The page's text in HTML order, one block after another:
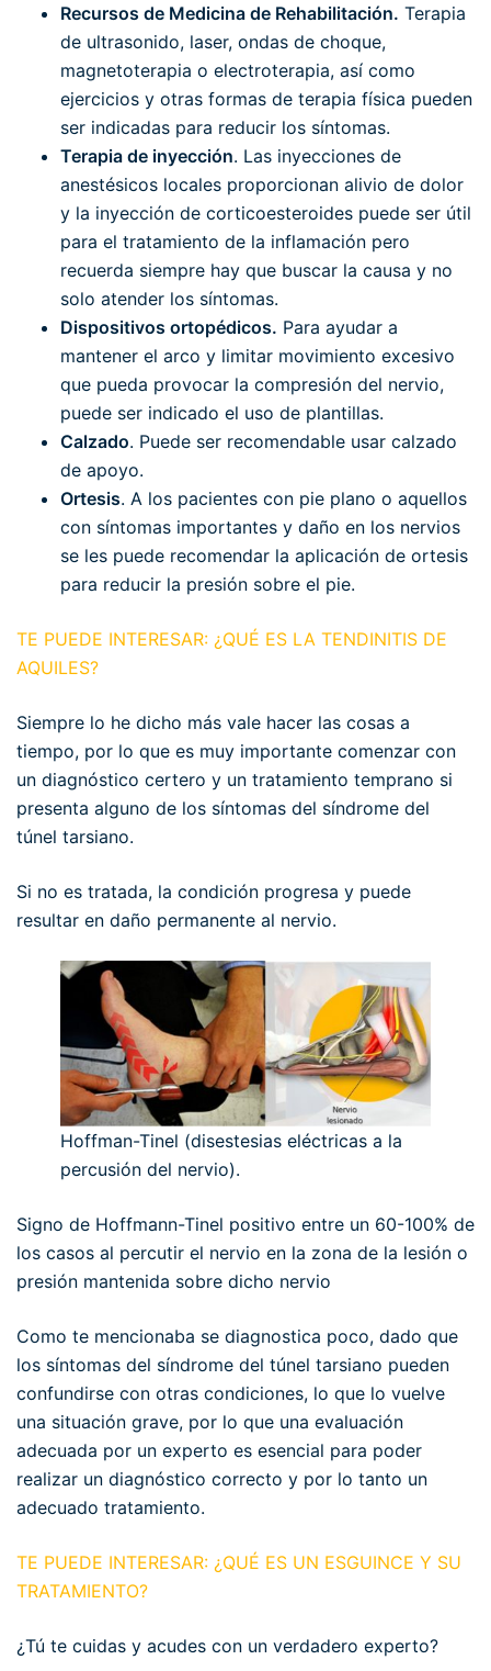
Recursos de Medicina de Rehabilitación. Terapia
de ultrasonido, laser, ondas de choque,
magnetoterapia o electroterapia, así como
ejercicios y otras formas de terapia física pueden
ser indicadas para reducir los síntomas.
Terapia de inyección. Las inyecciones de
anestésicos locales proporcionan alivio de dolor
y la inyección de corticoesteroides puede ser útil
para el tratamiento de la inflamación pero
recuerda siempre hay que buscar la causa y no
solo atender los síntomas.
Dispositivos ortopédicos. Para ayudar a
mantener el arco y limitar movimiento excesivo
que pueda provocar la compresión del nervio,
puede ser indicado el uso de plantillas.
Calzado. Puede ser recomendable usar calzado
de apoyo.
Ortesis. A los pacientes con pie plano o aquellos
con síntomas importantes y daño en los nervios
se les puede recomendar la aplicación de ortesis
para reducir la presión sobre el pie.
TE PUEDE INTERESAR: ¿QUÉ ES LA TENDINITIS DE
AQUILES?
Siempre lo he dicho más vale hacer las cosas a
tiempo, por lo que es muy importante comenzar con
un diagnóstico certero y un tratamiento temprano si
presenta alguno de los síntomas del síndrome del
túnel tarsiano.
Si no es tratada, la condición progresa y puede
resultar en daño permanente al nervio.
Hoffman-Tinel (disestesias eléctricas a la
percusión del nervio).
Signo de Hoffmann-Tinel positivo entre un 60-100% de
los casos al percutir el nervio en la zona de la lesión o
presión mantenida sobre dicho nervio
Como te mencionaba se diagnostica poco, dado que
los síntomas del síndrome del túnel tarsiano pueden
confundirse con otras condiciones, lo que lo vuelve
una situación grave, por lo que una evaluación
adecuada por un experto es esencial para poder
realizar un diagnóstico correcto y por lo tanto un
adecuado tratamiento.
TE PUEDE INTERESAR: ¿QUÉ ES UN ESGUINCE Y SU
TRATAMIENTO?
¿Tú te cuidas y acudes con un verdadero experto?